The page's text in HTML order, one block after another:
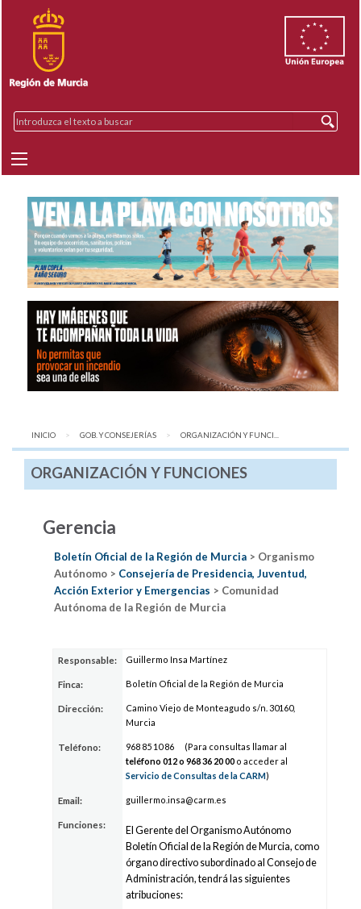
INICIO GOB. Y CONSEJERÍAS AQUÍ:
ORGANIZACIÓN Y FUNCI...
ORGANIZACIÓN Y FUNCIONES
Gerencia
Boletín Oficial de la Región de Murcia> Organismo
Autónomo > Consejería de Presidencia, Juventud,
Acción Exterior y Emergencias > Comunidad
Autónoma de la Región de Murcia
Responsable: Guillermo Insa Martínez
Finca: Boletín Oficial de la Región de Murcia
Dirección:
Camino Viejo de Monteagudo s/n. 30160,
Murcia
Teléfono: 968 85 1086
(Para consultas llamar al
teléfono 012 o968 36 2000 o acceder al
Servicio de Consultas de la CARM)
Email: guillermo.insa@carm.es
Funciones:
El Gerente del Organismo Autónomo
Boletín Oficial de la Región de Murcia, como
órgano directivo subordinado al Consejo de
Administración, tendrá las siguientes
atribuciones: